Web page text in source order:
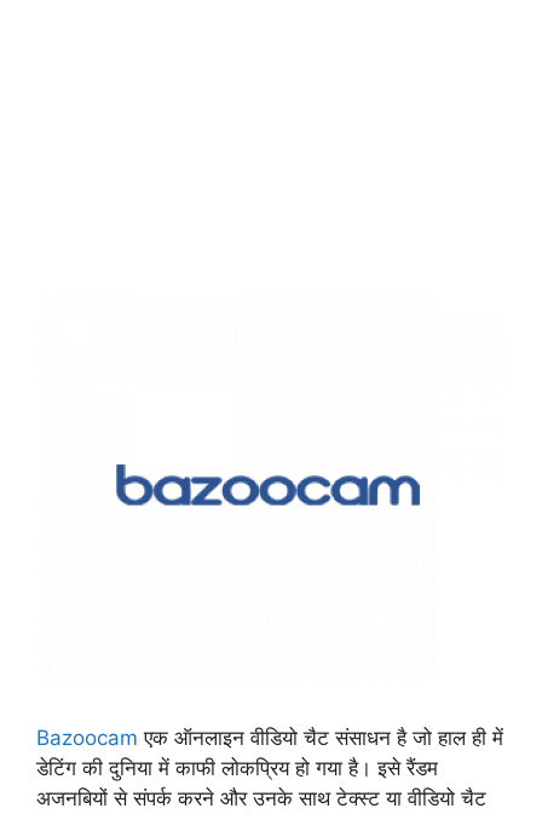
Bazoocam एक ऑनलाइन वीडियो चैट संसाधन है जो हाल ही में
डेटिंग की दुनिया में काफी लोकप्रिय हो गया है। इसे रैंडम
अजनबियों से संपर्क करने और उनके साथ टेक्स्ट या वीडियो चैट